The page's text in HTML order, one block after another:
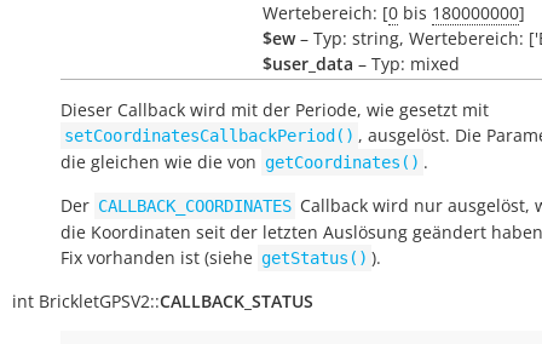
Wertebereich: [0 bis 180000000]
$ew– Typ: string, Wertebereich:
$user_data – Typ: mixed
Dieser Callback wird mit der Periode, wie gesetzt mit
setCoordinatesCallbackPeriod() , ausgelöst. Die
die gleichen wie die von getCoordinates() .
Der CALLBACK_COORDINATES Callback wird nur ausgelöst,
die Koordinaten seit der letzten Auslösung geändert
Fix vorhanden ist (siehe getStatus() ).
int BrickletGPSV2::CALLBACK_STATUS